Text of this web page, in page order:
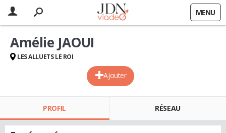
MENU
Ajouter
Amélie JAOUI
LES ALLUETS LE ROI
PROFIL RÉSEAU